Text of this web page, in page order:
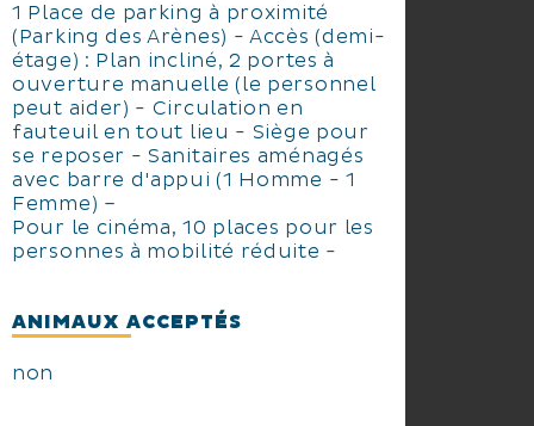
1 Place de parking à proximité
(Parking des Arènes) - Accès (demi-
étage) : Plan incliné, 2 portes à
ouverture manuelle (le personnel
peut aider) - Circulation en
fauteuil en tout lieu - Siège pour
se reposer - Sanitaires aménagés
avec barre d'appui (1 Homme - 1
Femme) –
Pour le cinéma, 10 places pour les
personnes à mobilité réduite -
ANIMAUX ACCEPTÉS
non